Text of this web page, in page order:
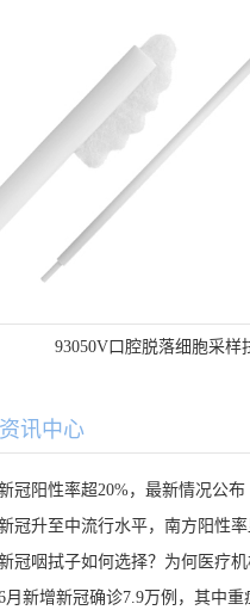
93050V口腔脱落细胞采样
资讯中心
冠阳性率超20%，最新情况公布
冠升至中流行水平，南方阳性
月新增新冠确诊7.9万例，其中重